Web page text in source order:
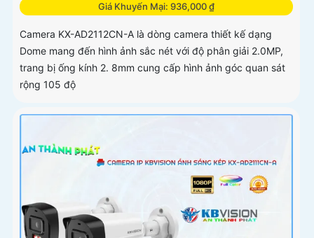
Giá Khuyến Mại: 936,000 ₫
Camera KX-AD2112CN-A là dòng camera thiết kế dạng
Dome mang đến hình ảnh sắc nét với độ phân giải 2.0MP,
trang bị ống kính 2. 8mm cung cấp hình ảnh góc quan sát
rộng 105 độ